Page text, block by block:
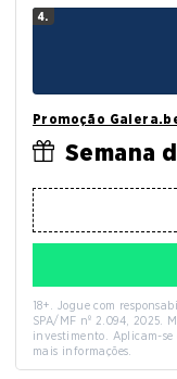
4.
Promoção
Semana
18+. Jogue com
SPA/MF nº 2.094, 2025.
investimento. Aplicam-se
mais informações.